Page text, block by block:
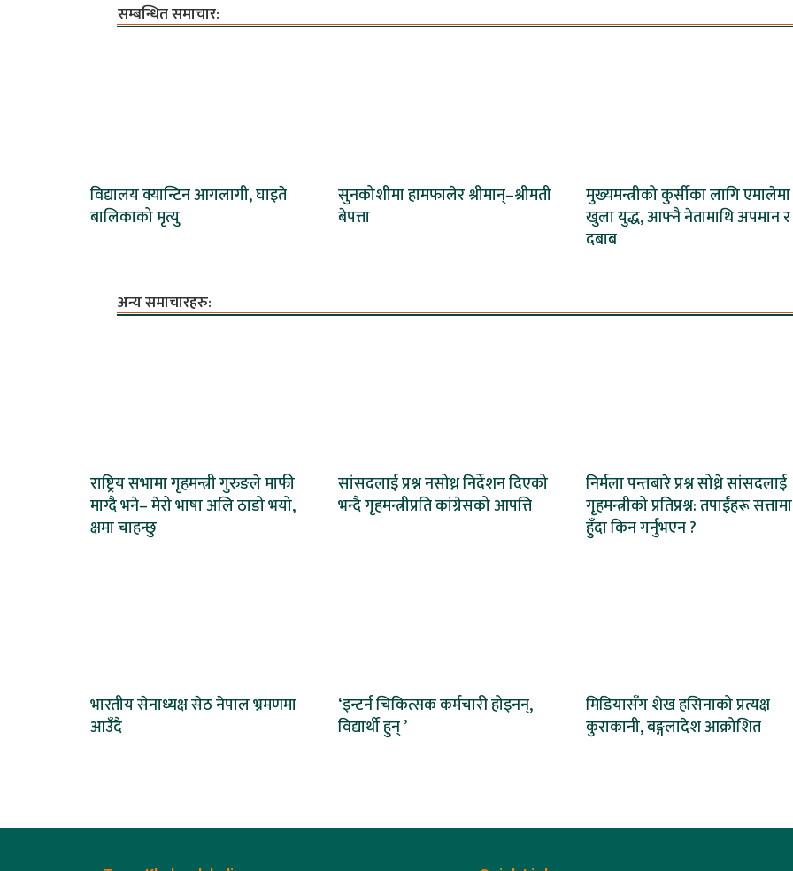
सम्बन्धित समाचार:
विद्यालय क्यान्टिन आगलागी, घाइते
बालिकाको मृत्यु
सुनकोशीमा हामफालेर श्रीमान्–श्रीमती
बेपत्ता
मुख्यमन्त्रीको कुर्सीका लागि एमालेमा
खुला युद्ध, आफ्नै नेतामाथि अपमान र
दबाब
अन्य समाचारहरु:
राष्ट्रिय सभामा गृहमन्त्री गुरुङले माफी
माग्दै भने– मेरो भाषा अलि ठाडो भयो,
क्षमा चाहन्छु
सांसदलाई प्रश्न नसोध्न निर्देशन दिएको
भन्दै गृहमन्त्रीप्रति कांग्रेसको आपत्ति
निर्मला पन्तबारे प्रश्न सोध्ने सांसदलाई
गृहमन्त्रीको प्रतिप्रश्न: तपाईंहरू सत्तामा
हुँदा किन गर्नुभएन ?
भारतीय सेनाध्यक्ष सेठ नेपाल भ्रमणमा
आउँदै
‘इन्टर्न चिकित्सक कर्मचारी होइनन्,
विद्यार्थी हुन् ’
मिडियासँग शेख हसिनाको प्रत्यक्ष
कुराकानी, बङ्गलादेश आक्रोशित